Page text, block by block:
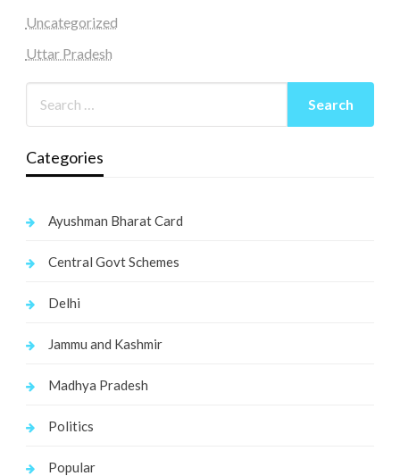
Uncategorized
Uttar Pradesh
Categories
Ayushman Bharat Card
Central Govt Schemes
Delhi
Jammu and Kashmir
Madhya Pradesh
Politics
Popular